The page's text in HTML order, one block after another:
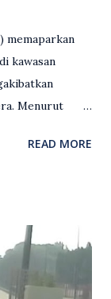
memaparkan
kawasan
Menurut
polis
disahkan
tembakan,
READ MORE